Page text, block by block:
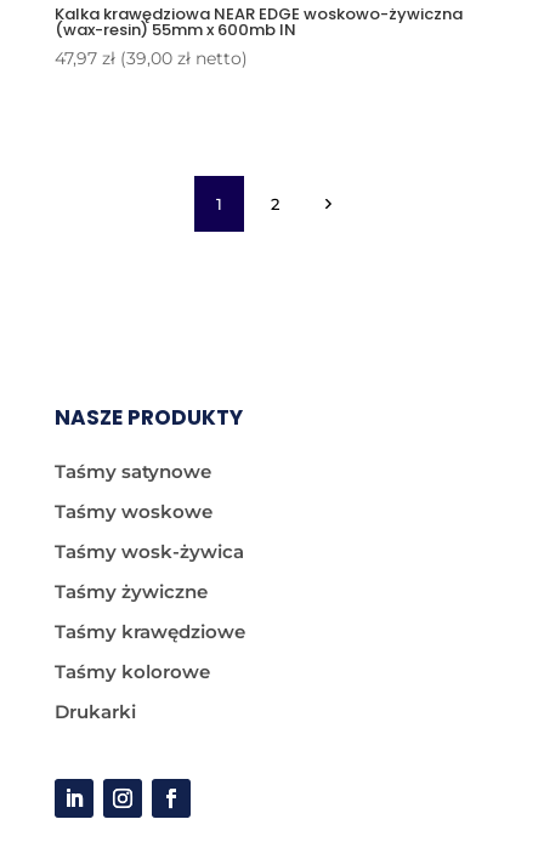
Kalka krawędziowa NEAR EDGE woskowo-żywiczna
(wax-resin) 55mm x 600mb IN
47,97 zł (39,00 złnetto)
1 2
NASZE PRODUKTY
Taśmy satynowe
Taśmy woskowe
Taśmy wosk-żywica
Taśmy żywiczne
Taśmy krawędziowe
Taśmy kolorowe
Drukarki